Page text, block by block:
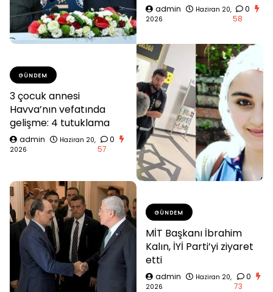
admin
Haziran 20,
2026
0
58
GÜNDEM
3 çocuk annesi
Havva’nın vefatında
gelişme: 4 tutuklama
admin
Haziran 20,
2026
0
57
GÜNDEM
MİT Başkanı İbrahim
Kalın, İYİ Parti’yi ziyaret
etti
admin
Haziran 20,
2026
0
73